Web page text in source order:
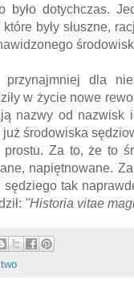
było dotychczas.
były słuszne,
dla
w życie nowe
nazwy od
już środowiska
prostu. Za to, że to
napiętnowane.
sędziego tak
"Historia vitae